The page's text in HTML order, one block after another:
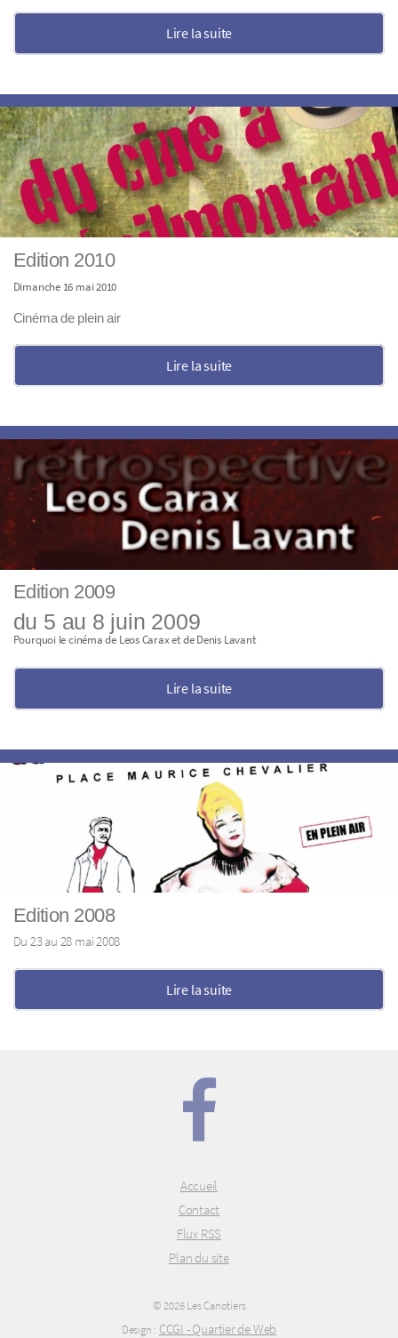
Lire la suite
Edition 2010
Dimanche 16 mai 2010
Cinéma de plein air
Lire la suite
Edition 2009
du 5 au 8 juin 2009
Pourquoi le cinéma de Leos Carax et de Denis Lavant
Lire la suite
Edition 2008
Du 23 au 28 mai 2008
Lire la suite
Accueil
Contact
Flux RSS
Plan du site
© 2026 Les Canotiers
Design : CCGI - Quartier de Web